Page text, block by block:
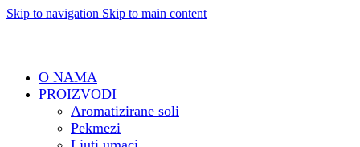
Skip to navigation Skip to main content
O NAMA
PROIZVODI
Aromatizirane soli
Pekmezi